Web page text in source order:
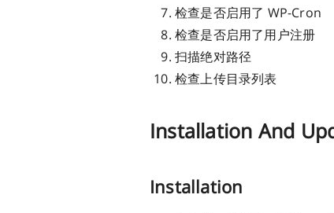
检查是否启用了 WP-Cron
检查是否启用了用户注册
扫描绝对路径
检查上传目录列表
Installation And
Installation